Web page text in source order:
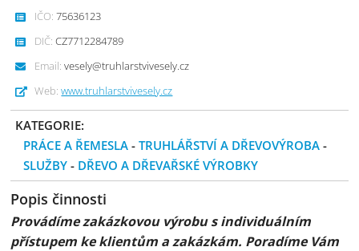
IČO: 75636123
DIČ: CZ7712284789
Email: vesely@truhlarstvivesely.cz
Web: www.truhlarstvivesely.cz
KATEGORIE:
PRÁCE A ŘEMESLA -TRUHLÁŘSTVÍ A DŘEVOVÝROBA -
SLUŽBY - DŘEVO A DŘEVAŘSKÉ VÝROBKY
Popis činnosti
Provádíme zakázkovou výrobu s individuálním
přístupem ke klientům a zakázkám. Poradíme Vám